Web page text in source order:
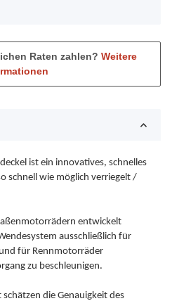
Raten zahlen? Weitere
ist ein innovatives, schnelles
schnell wie möglich verriegelt /
entwickelt
ausschließlich für
für Rennmotorräder
zu beschleunigen.
die Genauigkeit des